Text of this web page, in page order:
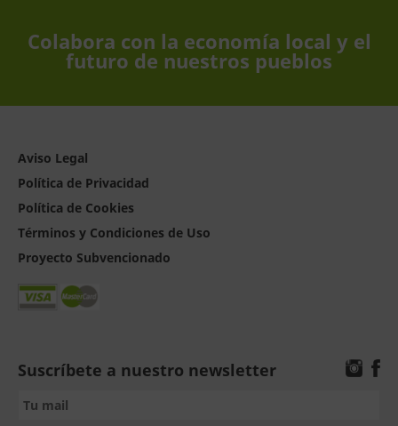
Colabora con la economía local y el
futuro de nuestros pueblos
Aviso Legal
Política de Privacidad
Política de Cookies
Términos y Condiciones de Uso
Proyecto Subvencionado
Suscríbete a nuestro newsletter